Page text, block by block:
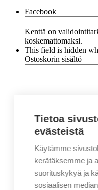
Facebook
Kenttä on
koskemattomaksi.
This field is hidden
Ostoskorin sisältö
Nimi*
Tietoa
evästeistä
Käytämme
kerätäksemme ja
suorituskykyä ja
sosiaalisen